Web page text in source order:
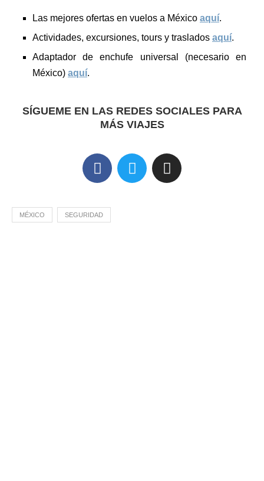
Las mejores ofertas en vuelos a México aquí.
Actividades, excursiones, tours y traslados aquí.
Adaptador de enchufe universal (necesario en
México) aquí.
SÍGUEME EN LAS REDES SOCIALES PARA
MÁS VIAJES
MÉXICO SEGURIDAD